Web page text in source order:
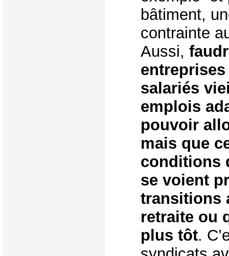
bâtiment,
contrainte
Aussi,
salariés
emplois
pouvoir
mais que
conditions
se voient
transitions
retraite ou
plus tôt.